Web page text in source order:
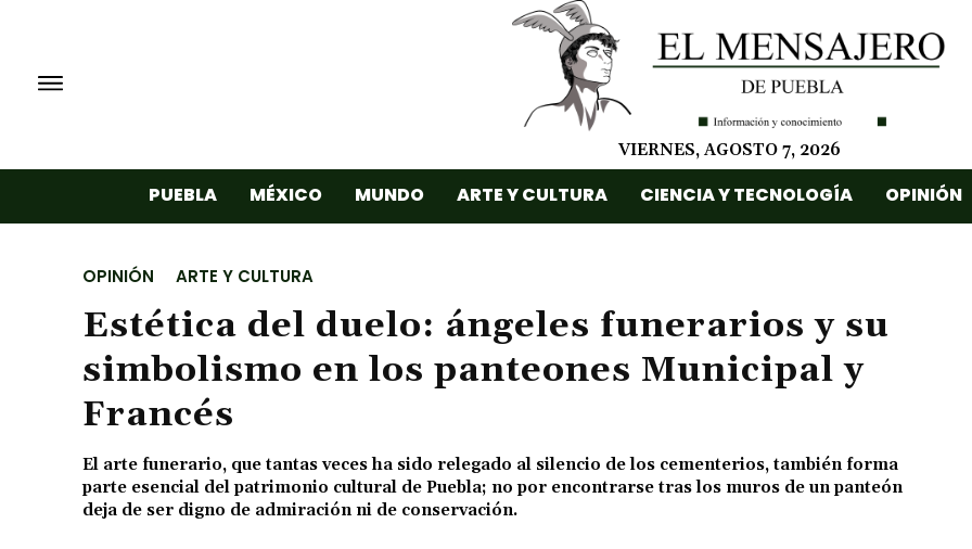
VIERNES, AGOSTO 7, 2026
PUEBLA MÉXICO MUNDO ARTE Y CULTURA CIENCIA Y TECNOLOGÍA OPINIÓN
OPINIÓN ARTE Y CULTURA
Estética del duelo: ángeles funerarios y su
simbolismo en los panteones Municipal y
Francés
El arte funerario, que tantas veces ha sido relegado al silencio de los cementerios, también forma
parte esencial del patrimonio cultural de Puebla; no por encontrarse tras los muros de un panteón
deja de ser digno de admiración ni de conservación.